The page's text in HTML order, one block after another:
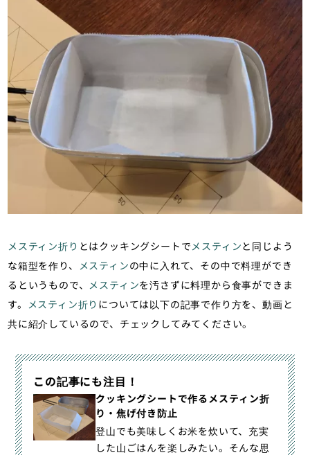
メスティン折り とはクッキングシートで メスティンと同じよう
な箱型を作り、
メスティンの中に入れて、その中で料理ができ
るというもので、
メスティンを汚さずに料理から食事ができま
す。
メスティン折り については以下の記事で作り方を、動画と
共に紹介しているので、チェックしてみてください。
この記事にも注目！
クッキングシートで作るメスティン折
り・焦げ付き防止
登山でも美味しくお米を炊いて、充実
した山ごはんを楽しみたい。そんな思